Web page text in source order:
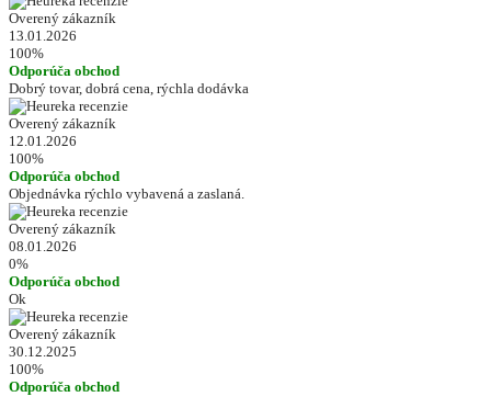
Overený zákazník
13.01.2026
100%
Odporúča obchod
Dobrý tovar, dobrá cena, rýchla dodávka
Overený zákazník
12.01.2026
100%
Odporúča obchod
Objednávka rýchlo vybavená a zaslaná.
Overený zákazník
08.01.2026
0%
Odporúča obchod
Ok
Overený zákazník
30.12.2025
100%
Odporúča obchod